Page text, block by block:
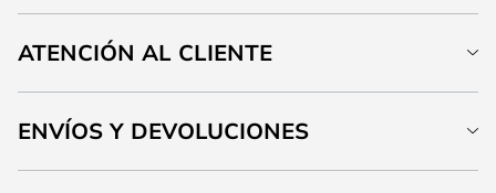
ATENCIÓN AL CLIENTE
ENVÍOS Y DEVOLUCIONES